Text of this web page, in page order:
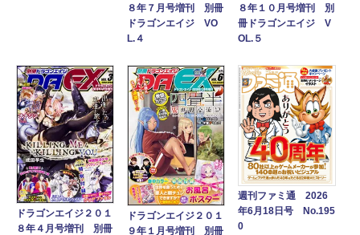
８年７月号増刊 別冊
ドラゴンエイジ VO
L.４
８年１０月号増刊 別
冊ドラゴンエイジ V
OL.５
ドラゴンエイジ２０１
８年４月号増刊 別冊
ドラゴンエイジ２０１
９年１月号増刊 別冊
週刊ファミ通 2026
年6月18日号 No.195
0